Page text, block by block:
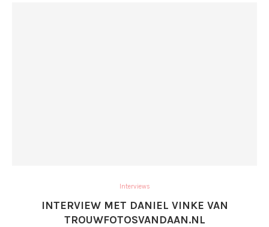
Interviews
INTERVIEW MET DANIEL VINKE VAN
TROUWFOTOSVANDAAN.NL